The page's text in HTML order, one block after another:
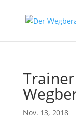
Nov. 13, 2018